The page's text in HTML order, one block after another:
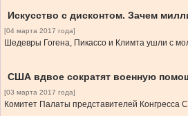
Искусство с дисконтом. Зачем
[04 марта 2017 года]
Шедевры Гогена, Пикассо и Климта ушли с
США вдвое сократят военную
[03 марта 2017 года]
Комитет Палаты представителей Конгресса